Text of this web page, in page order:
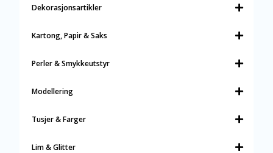
Dekorasjonsartikler
Kartong, Papir & Saks
Perler & Smykkeutstyr
Modellering
Tusjer & Farger
Lim & Glitter